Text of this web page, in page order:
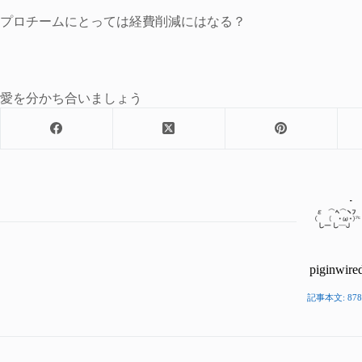
プロチームにとっては経費削減にはなる？
愛を分かち合いましょう
記事本文: